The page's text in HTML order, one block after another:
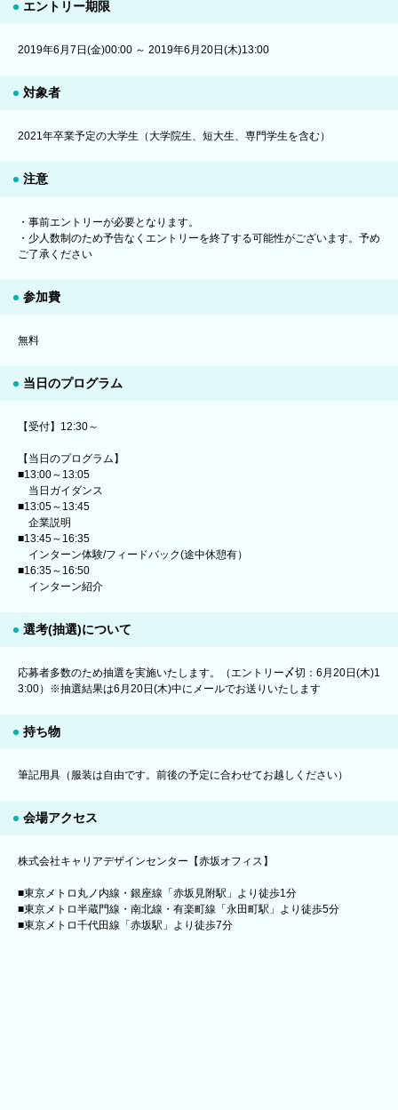
エントリー期限
2019年6月7日(金)00:00 ～ 2019年6月20日(木)13:00
対象者
2021年卒業予定の大学生（大学院生、短大生、専門学生を含む）
注意
・事前エントリーが必要となります。
・少人数制のため予告なくエントリーを終了する可能性がございます。予め
ご了承ください
参加費
無料
当日のプログラム
【受付】12:30～
【当日のプログラム】
■13:00～13:05
当日ガイダンス
■13:05～13:45
企業説明
■13:45～16:35
インターン体験/フィードバック(途中休憩有）
■16:35～16:50
インターン紹介
選考(抽選)について
応募者多数のため抽選を実施いたします。（エントリー〆切：6月20日(木)1
3:00）※抽選結果は6月20日(木)中にメールでお送りいたします
持ち物
筆記用具（服装は自由です。前後の予定に合わせてお越しください）
会場アクセス
株式会社キャリアデザインセンター【赤坂オフィス】
■東京メトロ丸ノ内線・銀座線「赤坂見附駅」より徒歩1分
■東京メトロ半蔵門線・南北線・有楽町線「永田町駅」より徒歩5分
■東京メトロ千代田線「赤坂駅」より徒歩7分